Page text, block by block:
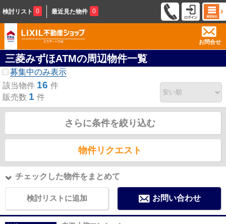
検討リスト 0 最近見た物件 0
お問合せ
三菱みずほATMの周辺物件一覧
募集中のみ表示
該当物件 16 件
販売数 1 件
さらに条件を絞り込む
物件リクエスト
チェックした物件をまとめて
検討リストに追加 お問い合わせ